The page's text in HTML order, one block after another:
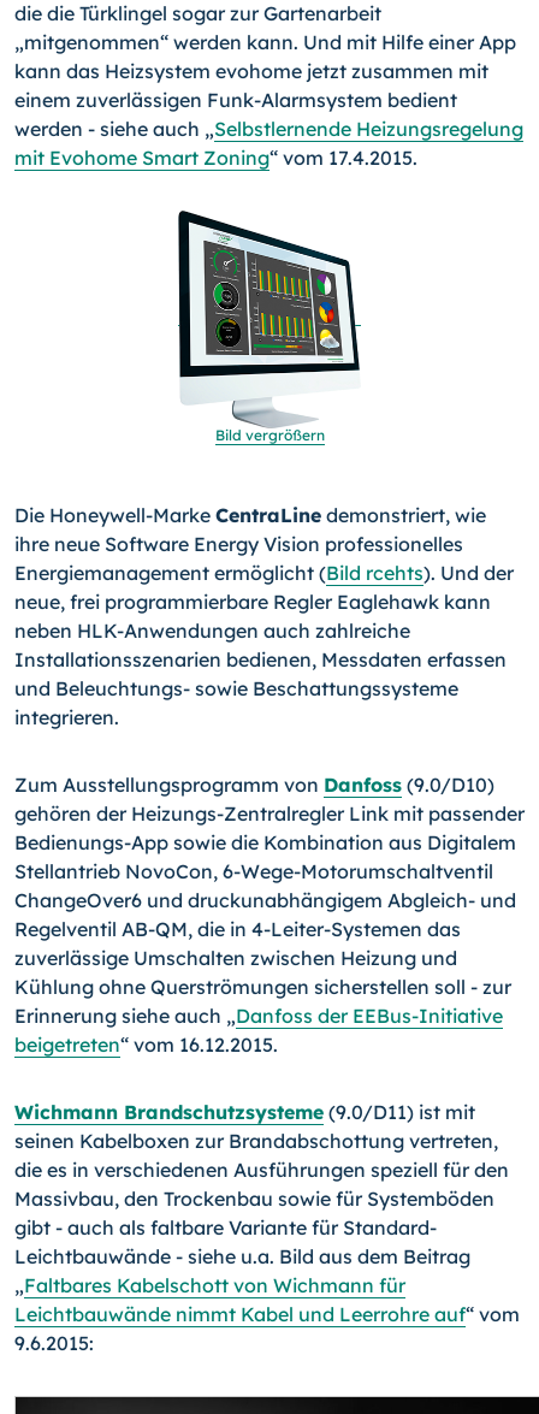
die die Türklingel sogar zur Gartenarbeit
„mitgenommen“ werden kann. Und mit Hilfe einer App
kann das Heiz­system evohome jetzt zusammen mit
einem zuverlässigen Funk-Alarmsystem bedient
werden - siehe auch „Selbstlernende Heizungsregelung
mit Evohome Smart Zoning“ vom 17.4.2015.
Bild vergrößern
Die Honeywell-Marke CentraLine demonstriert, wie
ihre neue Software Energy Vision professionelles
Energiemanagement ermöglicht (Bild rcehts). Und der
neue, frei programmierbare Regler Eaglehawk kann
neben HLK-Anwendungen auch zahlrei­che
Installationsszenarien bedienen, Messdaten erfassen
und Beleuchtungs- sowie Beschattungssysteme
integrieren.
Zum Ausstellungsprogramm von Danfoss (9.0/D10)
gehören der Heizungs-Zentralregler Link mit passender
Bedienungs-App sowie die Kombination aus Digitalem
Stellantrieb NovoCon, 6-Wege-Motorumschaltventil
ChangeOver6 und druckunabhängi­gem Abgleich- und
Regelventil AB-QM, die in 4-Leiter-Syste­men das
zuverlässige Umschalten zwischen Heizung und
Kühlung ohne Querströmun­gen sicherstellen soll - zur
Erinnerung siehe auch „Danfoss der EEBus-Initiative
beige­treten“ vom 16.12.2015.
Wichmann Brandschutzsysteme (9.0/D11) ist mit
seinen Kabelboxen zur Brandab­schottung vertreten,
die es in verschiedenen Ausführungen speziell für den
Massiv­bau, den Trockenbau sowie für Systemböden
gibt - auch als faltbare Variante für Standard-
Leichtbauwände - siehe u.a. Bild aus dem Beitrag
„Faltbares Kabelschott von Wichmann für
Leichtbauwände nimmt Kabel und Leerrohre auf“ vom
9.6.2015: